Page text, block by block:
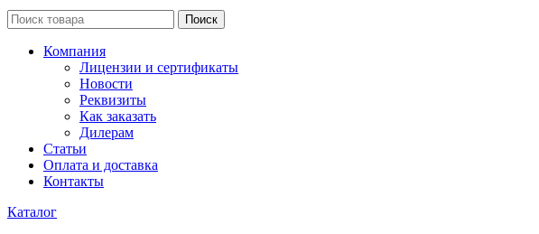
Поиск
Компания
Лицензии и сертификаты
Новости
Реквизиты
Как заказать
Дилерам
Статьи
Оплата и доставка
Контакты
Каталог